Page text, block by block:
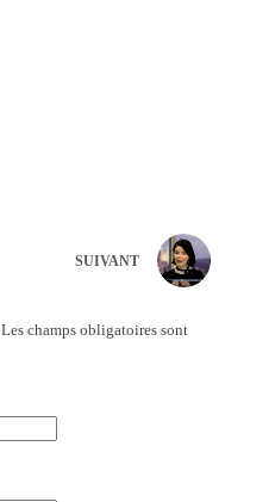
SUIVANT
Les champs obligatoires sont